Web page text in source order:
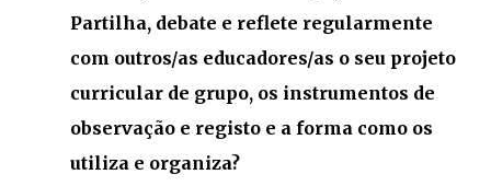
Partilha, debate e reflete regularmente
com outros/as educadores/as o seu projeto
curricular de grupo, os instrumentos de
observação e registo e a forma como os
utiliza e organiza?